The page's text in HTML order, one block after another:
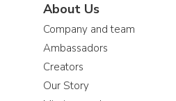
About Us
Company and team
Ambassadors
Creators
Our Story